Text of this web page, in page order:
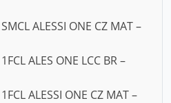
ALESSI ONE CZ MAT –
ALES ONE LCC BR –
ALESSI ONE CZ MAT –